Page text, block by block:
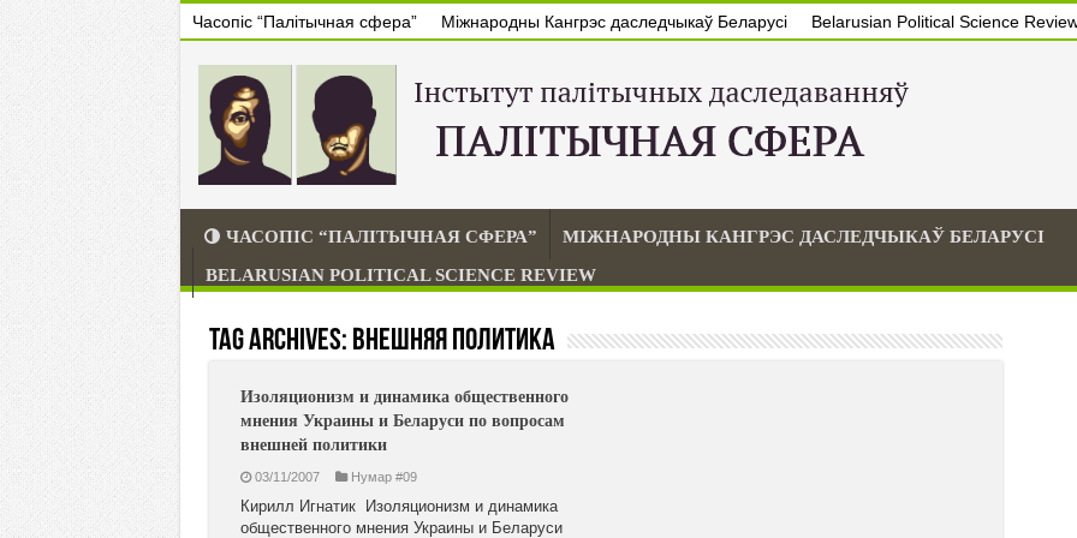
Часопіс “Палітычная сфера” Міжнародны Кангрэс даследчыкаў Беларусі Belarusian Political Science
ЧАСОПІС “ПАЛІТЫЧНАЯ СФЕРА”
МІЖНАРОДНЫ КАНГРЭС ДАСЛЕДЧЫКАЎ БЕЛАРУСІ
BELARUSIAN POLITICAL SCIENCE REVIEW
Tag Archives: внешняя политика
Изоляционизм и динамика общественного
мнения Украины и Беларуси по вопросам
внешней политики
03/11/2007 Нумар #09
Кирилл Игнатик Изоляционизм и динамика
общественного мнения Украины и Беларуси